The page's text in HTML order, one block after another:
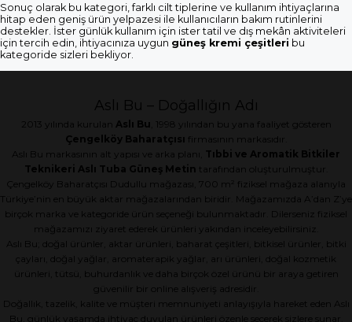
Sonuç olarak bu kategori, farklı cilt tiplerine ve kullanım ihtiyaçlarına
hitap eden geniş ürün yelpazesi ile kullanıcıların bakım rutinlerini
destekler. İster günlük kullanım için ister tatil ve dış mekân aktiviteleri
için tercih edin, ihtiyacınıza uygun güneş kremi çeşitleri bu
kategoride sizleri bekliyor.
Aslı Bu – Doğallığın Adı
2013 yılında kurulan Aslı Bu , 1998 yılından bu yana faaliyet gösteren
Çengelköy Baharatçısı firmasının markasıdır.
Aslı Bu markasının alt yapısı ve arka planı, Tıbbi ve Aromatik Bitkiler
Teknikeri Aslı Tuba Güneş Metin tarafından oluşturulmuştur.
Çengelköy Baharatçısı Dudullu mağazası, 700 m² fiziksel mağaza alanıyla
Türkiye’nin en büyük aktar mağazalarından biridir. Mağazamızda A’dan Z’ye
birçok marka ve kategoride ürün seçeneği bulunmaktadır. Dilerseniz fiziksel
mağazamızı ziyaret ederek ürünleri yakından inceleyebilirsiniz.
Aslı Bu; doğal ürünler, aktar ürünleri, baharat çeşitleri, bitkisel ürünler, bitki
çayları, doğal yağlar, aromaterapik yağlar, arı ürünleri, doğal kozmetik
ürünleri, tütsü, buhurdanlık ve daha birçok özel ürünü bir araya getiren
güvenilir bir online alışveriş adresidir.
Doğallık, tazelik, kalite ve müşteri memnuniyeti anlayışıyla hareket eden Aslı
Bu, günlük yaşamda ihtiyaç duyulan ürünleri özenle seçerek sizlere sunar.